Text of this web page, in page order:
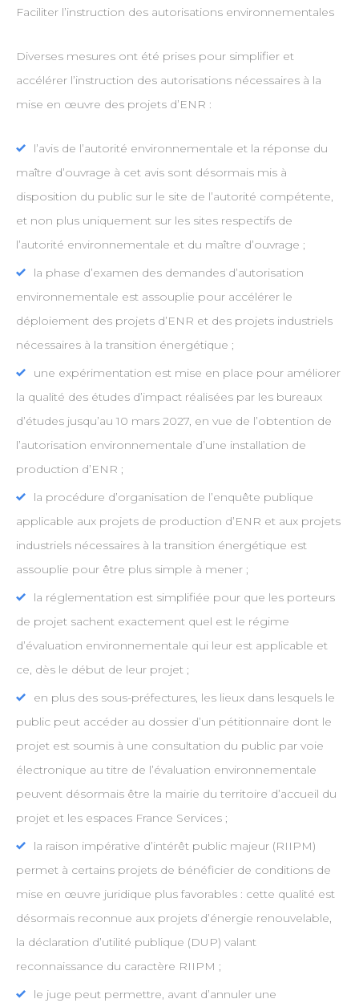
Faciliter l’instruction des autorisations environnementales
Diverses mesures ont été prises pour simplifier et
accélérer l’instruction des autorisations nécessaires à la
mise en œuvre des projets d’ENR :
l’avis de l’autorité environnementale et la réponse du
maître d’ouvrage à cet avis sont désormais mis à
disposition du public sur le site de l’autorité compétente,
et non plus uniquement sur les sites respectifs de
l’autorité environnementale et du maître d’ouvrage ;
la phase d’examen des demandes d’autorisation
environnementale est assouplie pour accélérer le
déploiement des projets d’ENR et des projets industriels
nécessaires à la transition énergétique ;
une expérimentation est mise en place pour améliorer
la qualité des études d’impact réalisées par les bureaux
d’études jusqu’au 10 mars 2027, en vue de l’obtention de
l’autorisation environnementale d’une installation de
production d’ENR ;
la procédure d’organisation de l’enquête publique
applicable aux projets de production d’ENR et aux projets
industriels nécessaires à la transition énergétique est
assouplie pour être plus simple à mener ;
la réglementation est simplifiée pour que les porteurs
de projet sachent exactement quel est le régime
d’évaluation environnementale qui leur est applicable et
ce, dès le début de leur projet ;
en plus des sous-préfectures, les lieux dans lesquels le
public peut accéder au dossier d’un pétitionnaire dont le
projet est soumis à une consultation du public par voie
électronique au titre de l’évaluation environnementale
peuvent désormais être la mairie du territoire d’accueil du
projet et les espaces France Services ;
la raison impérative d’intérêt public majeur (RIIPM)
permet à certains projets de bénéficier de conditions de
mise en œuvre juridique plus favorables : cette qualité est
désormais reconnue aux projets d’énergie renouvelable,
la déclaration d’utilité publique (DUP) valant
reconnaissance du caractère RIIPM ;
le juge peut permettre, avant d’annuler une